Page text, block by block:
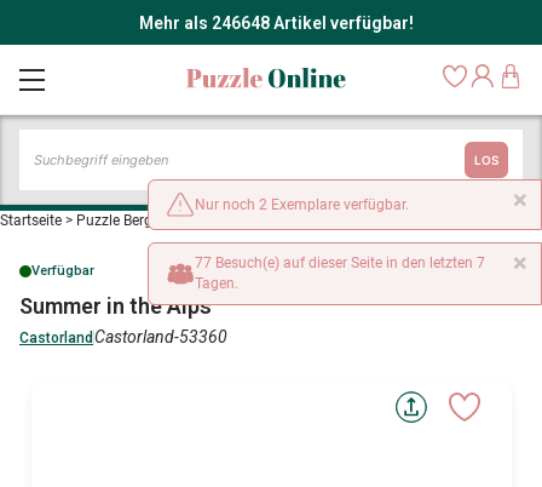
Mehr als 246648 Artikel verfügbar!
LOS
Startseite > Puzzle Bergwelt >
Verfügbar
Summer in the Alps
Castorland Castorland-53360
×
Nur noch 2 Exemplare verfügbar.
×
77 Besuch(e) auf dieser Seite in den letzten 7
Tagen.